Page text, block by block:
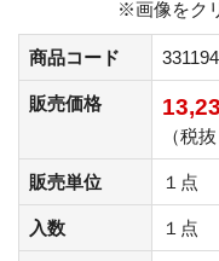
※画像をク
商品コード
販売価格
（税
販売単位 １点
入数 １点